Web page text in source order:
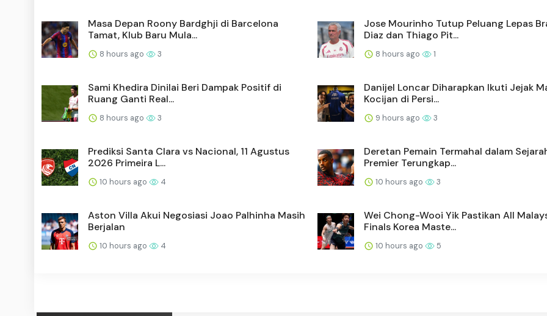
Masa Depan Roony Bardghji di Barcelona
Tamat, Klub Baru Mula...
8 hours ago 3
Jose Mourinho Tutup Peluang Lepas
Diaz dan Thiago Pit...
8 hours ago 1
Sami Khedira Dinilai Beri Dampak Positif di
Ruang Ganti Real...
8 hours ago 3
Danijel Loncar Diharapkan Ikuti Jejak
Kocijan di Persi...
9 hours ago 3
Prediksi Santa Clara vs Nacional, 11 Agustus
2026 Primeira L...
10 hours ago 4
Deretan Pemain Termahal dalam
Premier Terungkap...
10 hours ago 3
Aston Villa Akui Negosiasi Joao Palhinha Masih
Berjalan
10 hours ago 4
Wei Chong-Wooi Yik Pastikan All
Finals Korea Maste...
10 hours ago 5